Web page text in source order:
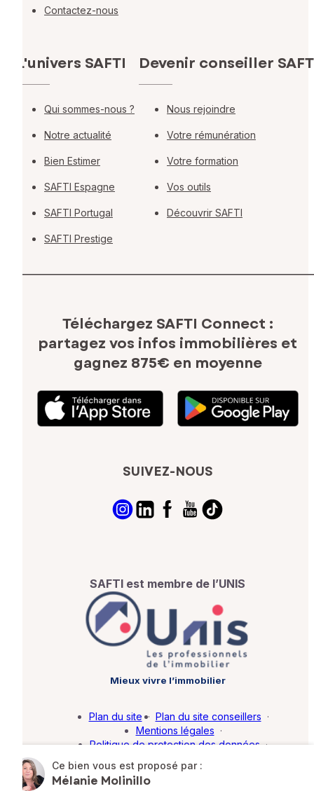
Ce bien vous est proposé par :
Mélanie Molinillo
Contactez-nous
L'univers SAFTI
Qui sommes-nous ?
Notre actualité
Bien Estimer
SAFTI Espagne
SAFTI Portugal
SAFTI Prestige
Devenir conseiller
Nous rejoindre
Votre rémunération
Votre formation
Vos outils
Découvrir SAFTI
Téléchargez SAFTI Connect :
partagez vos infos immobilières et
gagnez 875€ en moyenne
SUIVEZ-NOUS
SAFTI est membre de l’UNIS
Mieux vivre l’immobilier
Plan du site · Plan du site conseillers ·
Mentions légales ·
Politique de protection des données ·